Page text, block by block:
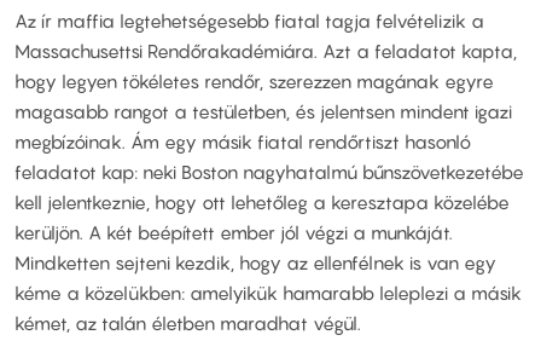
Az ír maffia legtehetségesebb fiatal tagja felvételizik a
Massachusettsi Rendőrakadémiára. Azt a feladatot kapta,
hogy legyen tökéletes rendőr, szerezzen magának egyre
magasabb rangot a testületben, és jelentsen mindent igazi
megbízóinak. Ám egy másik fiatal rendőrtiszt hasonló
feladatot kap: neki Boston nagyhatalmú bűnszövetkezetébe
kell jelentkeznie, hogy ott lehetőleg a keresztapa közelébe
kerüljön. A két beépített ember jól végzi a munkáját.
Mindketten sejteni kezdik, hogy az ellenfélnek is van egy
kéme a közelükben: amelyikük hamarabb leleplezi a másik
kémet, az talán életben maradhat végül.